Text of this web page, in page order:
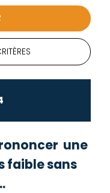
une
faible sans